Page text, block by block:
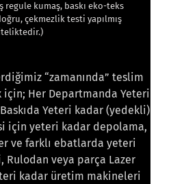
regule kumaş, baskı eko-teks
çekmezlik testi yapılmış
“zamanında” teslim
Her Departmanda Yeteri
Yeteri kadar (yedekli)
için yeteri kadar depolama,
ve farklı ebatlarda yeteri
Rulodan veya parça Lazer
kadar üretim makineleri